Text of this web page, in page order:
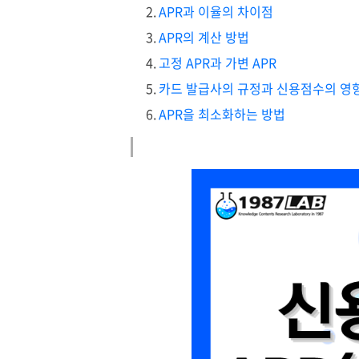
APR과 이율의 차이점
APR의 계산 방법
고정 APR과 가변 APR
카드 발급사의 규정과 신용점수의 영
APR을 최소화하는 방법